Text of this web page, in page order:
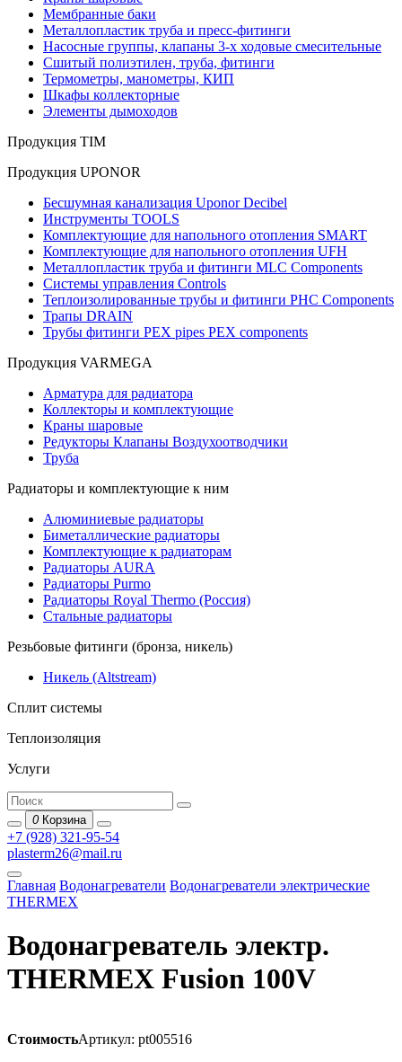
Мембранные баки
Металлопластик труба и пресс-фитинги
Насосные группы, клапаны 3-х ходовые смесительные
Сшитый полиэтилен, труба, фитинги
Термометры, манометры, КИП
Шкафы коллекторные
Элементы дымоходов
Продукция TIM
Продукция UPONOR
Бесшумная канализация Uponor Decibel
Инструменты TOOLS
Комплектующие для напольного отопления SMART
Комплектующие для напольного отопления UFH
Металлопластик труба и фитинги MLC Components
Системы управления Controls
Теплоизолированные трубы и фитинги PHC Components
Трапы DRAIN
Трубы фитинги PEX pipes PEX components
Продукция VARMEGA
Арматура для радиатора
Коллекторы и комплектующие
Краны шаровые
Редукторы Клапаны Воздухоотводчики
Труба
Радиаторы и комплектующие к ним
Алюминиевые радиаторы
Биметаллические радиаторы
Комплектующие к радиаторам
Радиаторы AURA
Радиаторы Purmo
Радиаторы Royal Thermo (Россия)
Стальные радиаторы
Резьбовые фитинги (бронза, никель)
Никель (Altstream)
Сплит системы
Теплоизоляция
Услуги
0 Корзина
+7 (928) 321-95-54
plasterm26@mail.ru
Главная Водонагреватели Водонагреватели электрические
THERMEX
Водонагреватель электр.
THERMEX Fusion 100V
СтоимостьАртикул: pt005516